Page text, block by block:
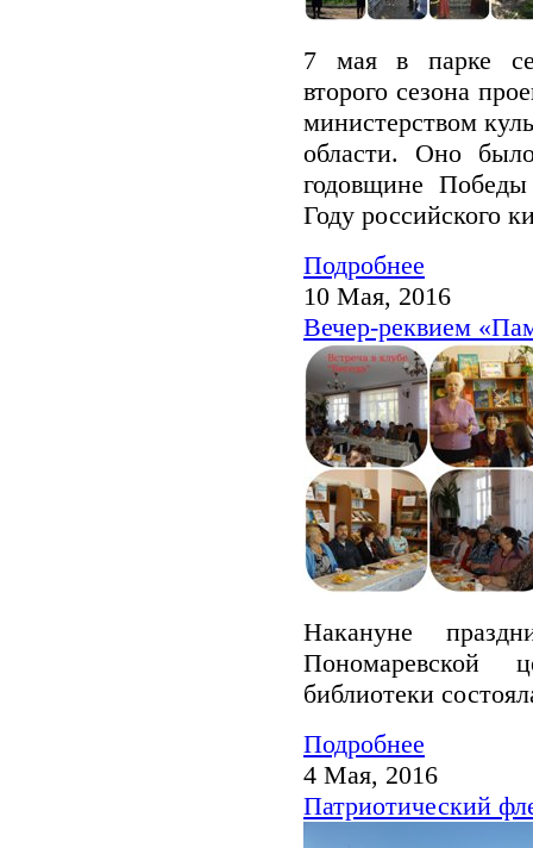
7 мая в парке
второго сезона
министерством
области. Оно
годовщине
Году российского
Подробнее
10 Мая, 2016
Вечер-реквием
Накануне
Пономаревской
библиотеки
Подробнее
4 Мая, 2016
Патриотический